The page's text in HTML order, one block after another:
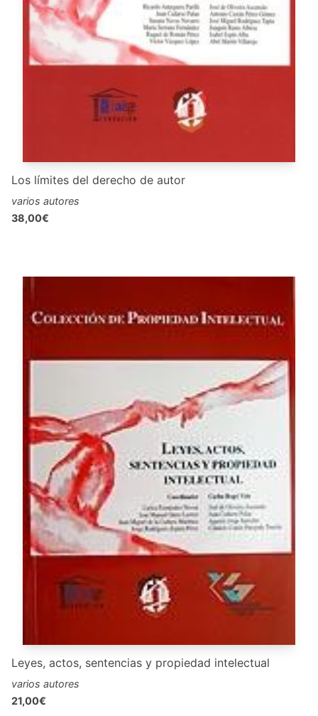
Los límites del derecho de autor
varios autores
38,00€
Leyes, actos, sentencias y propiedad intelectual
varios autores
21,00€